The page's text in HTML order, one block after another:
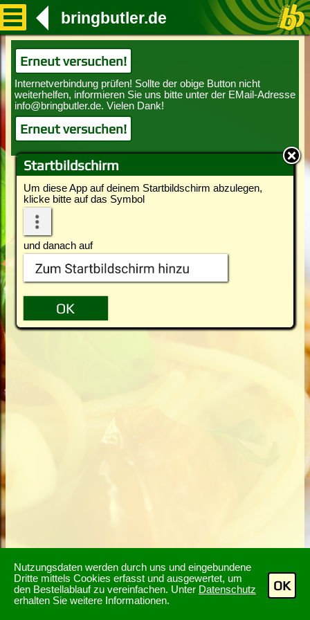
Nutzungsdaten werden durch uns und eingebundene
Dritte mittels Cookies erfasst und ausgewertet, um
den Bestellablauf zu vereinfachen. Unter Datenschutz
erhalten Sie weitere Informationen.
OK
Startbildschirm
Um diese App auf deinem Startbildschirm abzulegen,
klicke bitte auf das Symbol
und danach auf
bringbutler.de
Erneut versuchen!
Erneut versuchen!